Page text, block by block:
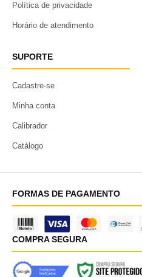
Política de privacidade
Horário de atendimento
SUPORTE
Cadastre-se
Minha conta
Calibrador
Catálogo
FORMAS DE PAGAMENTO
COMPRA SEGURA